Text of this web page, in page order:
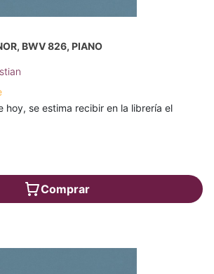
BWV 826, PIANO
hoy, se estima recibir en la librería el
Comprar